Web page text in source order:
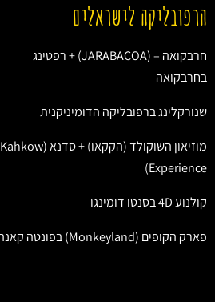
הרפובליקה לישראלים
חרבקואה – (JARABACOA) + רפטינג
בחרבקואה
שנורקלינג ברפובליקה הדומיניקנית
מוזיאון השוקולד (הקקאו) + סדנא (Kahkow
Experience)
קולנוע 4D בסנטו דומינגו
פארק הקופים (Monkeyland) בפונטה קאנה